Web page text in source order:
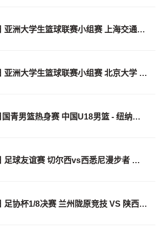
2026年08月02日 亚洲大学生篮球联赛小组赛 上海交通大学 VS 蒙古国立大学 全场录像
2026年08月02日 亚洲大学生篮球联赛小组赛 北京大学 VS 香港中文大学 全场录像
2026年07月29日国青男篮热身赛 中国U18男篮 - 纽纳华丁闪电队 全场录像
2026年07月28日 足球友谊赛 切尔西vs西悉尼漫步者 全场录像
2026年07月22日 足协杯1/8决赛 兰州陇原竞技 VS 陕西联合 全场录像